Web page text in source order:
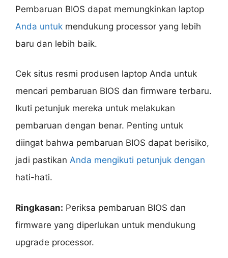
Pembaruan BIOS dapat memungkinkan laptop
Anda untuk mendukung processor yang lebih
baru dan lebih baik.
Cek situs resmi produsen laptop Anda untuk
mencari pembaruan BIOS dan firmware terbaru.
Ikuti petunjuk mereka untuk melakukan
pembaruan dengan benar. Penting untuk
diingat bahwa pembaruan BIOS dapat berisiko,
jadi pastikan Anda mengikuti petunjuk dengan
hati-hati.
Ringkasan: Periksa pembaruan BIOS dan
firmware yang diperlukan untuk mendukung
upgrade processor.